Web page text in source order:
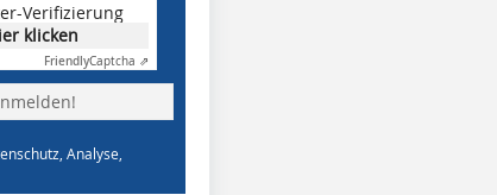
Verifizierung
klicken
FriendlyCaptcha ⇗
Analyse,